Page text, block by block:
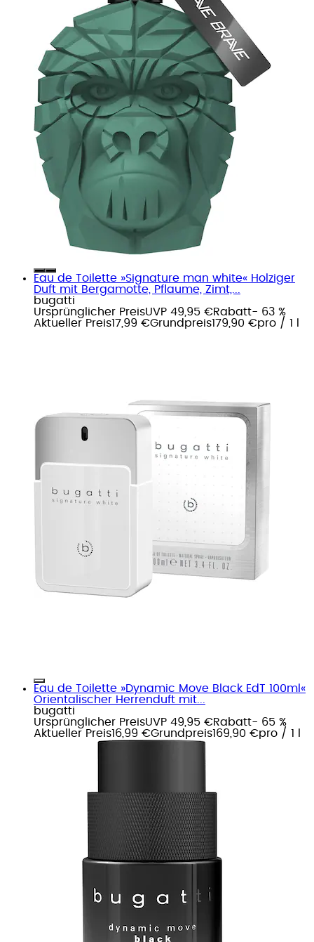
Eau de Toilette »Signature man white« Holziger
Duft mit Bergamotte, Pflaume, Zimt,...
bugatti
Ursprünglicher PreisUVP 49,95 €Rabatt- 63 %
Aktueller Preis17,99 €Grundpreis179,90 €pro / 1 l
Eau de Toilette »Dynamic Move Black EdT 100ml«
Orientalischer Herrenduft mit...
bugatti
Ursprünglicher PreisUVP 49,95 €Rabatt- 65 %
Aktueller Preis16,99 €Grundpreis169,90 €pro / 1 l